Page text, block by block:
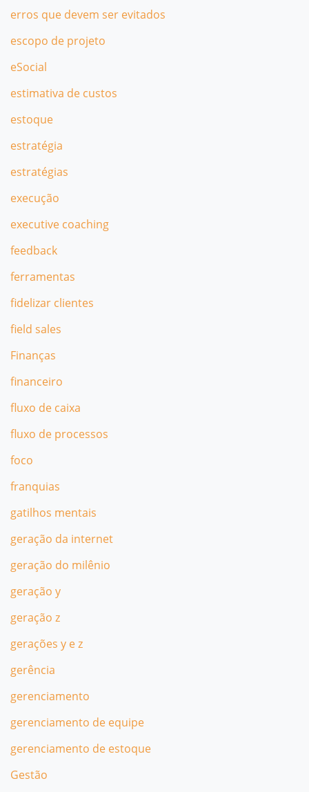
erros que devem ser evitados
escopo de projeto
eSocial
estimativa de custos
estoque
estratégia
estratégias
execução
executive coaching
feedback
ferramentas
fidelizar clientes
field sales
Finanças
financeiro
fluxo de caixa
fluxo de processos
foco
franquias
gatilhos mentais
geração da internet
geração do milênio
geração y
geração z
gerações y e z
gerência
gerenciamento
gerenciamento de equipe
gerenciamento de estoque
Gestão